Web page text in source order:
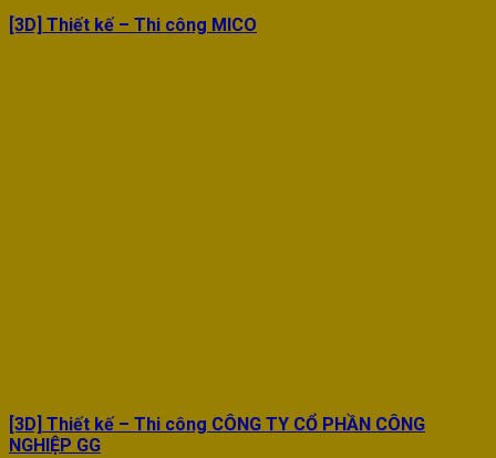
[3D] Thiết kế – Thi công MICO
[3D] Thiết kế – Thi công CÔNG TY CỔ PHẦN CÔNG
NGHIỆP GG